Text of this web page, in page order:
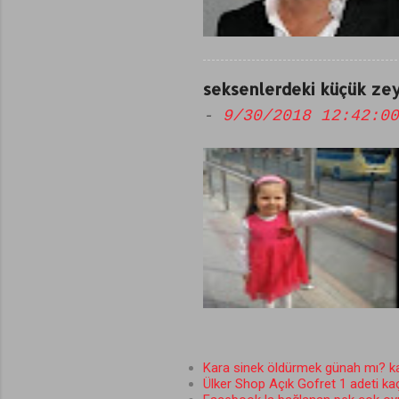
seksenlerdeki küçük
- 9/30/2018 12:42:00
Kara sinek öldürmek günah mı?
Ülker Shop Açık Gofret 1 adeti